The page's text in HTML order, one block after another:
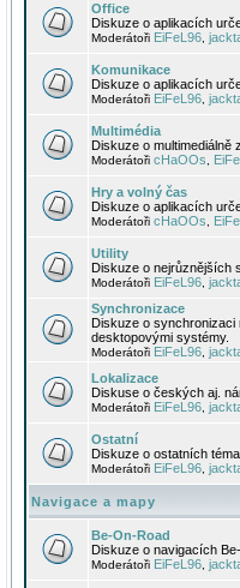
Office
Diskuze o aplikacích
Moderátoři EiFeL96
Komunikace
Diskuze o aplikacích
Moderátoři EiFeL96
Multimédia
Diskuze o multimediálně
Moderátoři cHaOOs
Hry a volný čas
Diskuze o aplikacích
Moderátoři cHaOOs
Utility
Diskuze o nejrůznějších
Moderátoři EiFeL96
Synchronizace
Diskuze o synchronizaci
desktopovými systémy.
Moderátoři EiFeL96
Lokalizace
Diskuse o českých aj.
Moderátoři EiFeL96
Ostatní
Diskuze o ostatních
Moderátoři EiFeL96
Navigace a mapy
Be-On-Road
Diskuze o navigacích
Moderátoři EiFeL96